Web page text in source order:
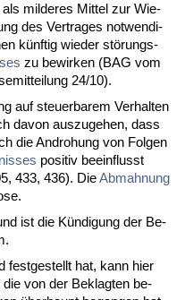
als mil­de­res Mit­tel zur Wie­
des Ver­tra­ges not­wen­di­
künf­tig wie­der störungs­
zu be­wir­ken (BAG vom
24/10).
auf steu­er­ba­rem Ver­hal­ten
da­von aus­zu­ge­hen, dass
die An­dro­hung von Fol­gen
po­si­tiv be­ein­flusst
433, 436). DieAb­mah­nung
ist die Kündi­gung der Be­
fest­ge­stellt hat, kann hier
die von der Be­klag­ten be­